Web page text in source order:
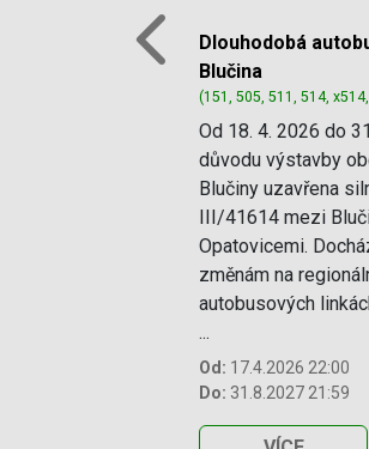
Dlouhodobá
Blučina
(151, 505, 511, 514,
Od 18. 4. 2026 do
důvodu výstavby
Blučiny uzavřena
III/41614 mezi
Opatovicemi.
změnám na
autobusových
...
Od: 17.4.2026 22:00
Do: 31.8.2027 21:59
Previous